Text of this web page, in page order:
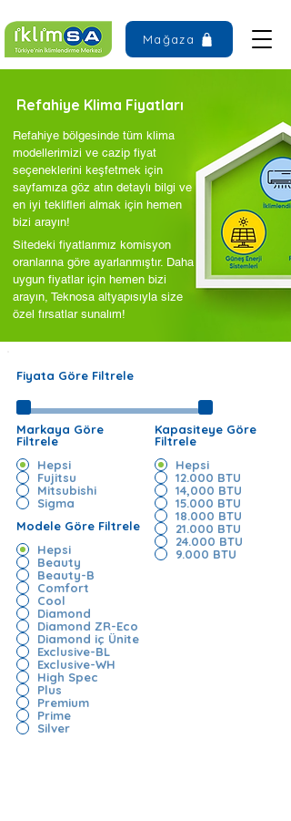
Mağaza
Refahiye Klima Fiyatları
Refahiye bölgesinde tüm klima
modellerimizi ve cazip fiyat
seçeneklerini keşfetmek için
sayfamıza göz atın detaylı bilgi ve
en iyi teklifleri almak için hemen
bizi arayın!
Sitedeki fiyatlarımız komisyon
oranlarına göre ayarlanmıştır. Daha
uygun fiyatlar için hemen bizi
arayın, Teknosa altyapısıyla size
özel fırsatlar sunalım!
Fiyata Göre Filtrele
Markaya Göre
Filtrele
Hepsi
Fujitsu
Mitsubishi
Sigma
Modele Göre Filtrele
Hepsi
Beauty
Beauty-B
Comfort
Cool
Diamond
Diamond ZR-Eco
Diamond iç Ünite
Exclusive-BL
Exclusive-WH
High Spec
Plus
Premium
Prime
Silver
Kapasiteye Göre
Filtrele
Hepsi
12.000 BTU
14,000 BTU
15.000 BTU
18.000 BTU
21.000 BTU
24.000 BTU
9.000 BTU